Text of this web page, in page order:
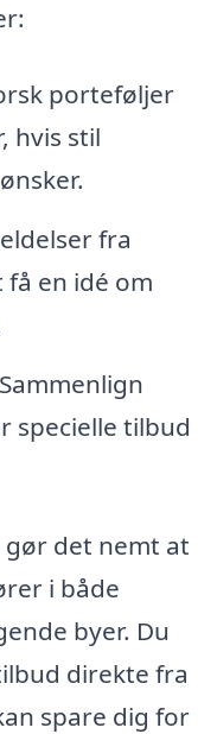
porteføljer
hvis stil
fra
en idé om
Sammenlign
specielle tilbud
det nemt at
i både
byer. Du
direkte fra
spare dig for